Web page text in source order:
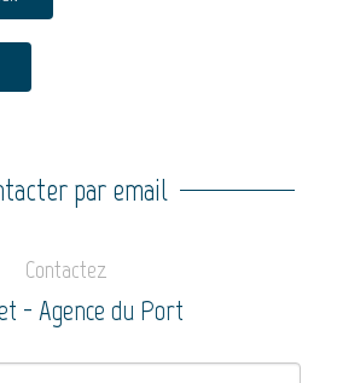
par email
Contactez
- Agence du Port